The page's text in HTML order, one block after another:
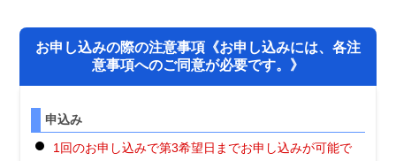
お申し込みの際の注意事項《お申し込みには、各注
意事項へのご同意が必要です。》
申込み
1回のお申し込みで第3希望日までお申し込みが可能で